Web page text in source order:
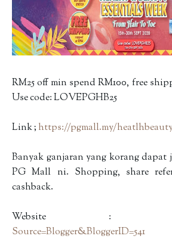
RM25 off min spend RM100, free
Use code: LOVEPGHB25
Link ; https://pgmall.my/
Banyak ganjaran yang korang
PG Mall ni. Shopping, share
cashback.
Website :
Source=Blogger&BloggerID=541